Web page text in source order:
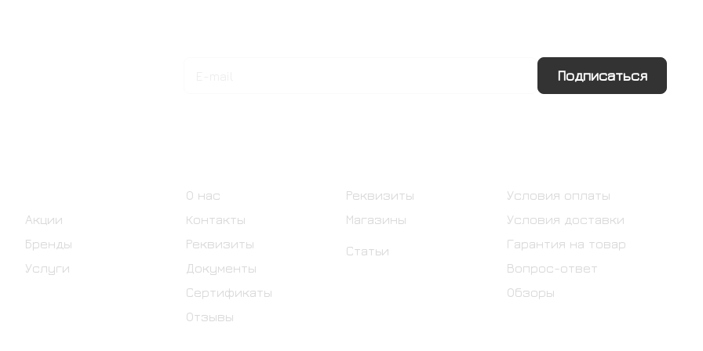
Подписаться
Акции
Бренды
Услуги
О нас
Контакты
Реквизиты
Документы
Сертификаты
Отзывы
Реквизиты
Магазины
Статьи
Условия оплаты
Условия доставки
Гарантия на товар
Вопрос-ответ
Обзоры